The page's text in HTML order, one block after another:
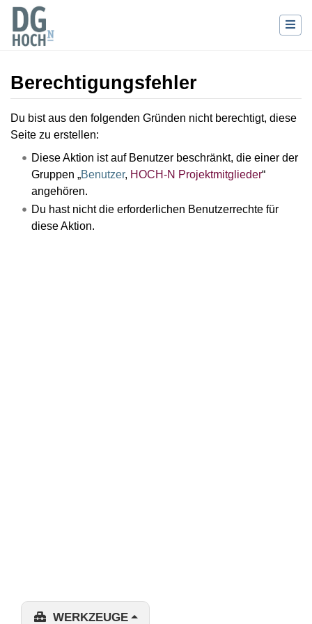
Berechtigungsfehler
Wechseln zu:Navigation,Suche
Du bist aus den folgenden Gründen nicht berechtigt, diese
Seite zu erstellen:
Diese Aktion ist auf Benutzer beschränkt, die einer der
Gruppen „Benutzer, HOCH-N Projektmitglieder“
angehören.
Du hast nicht die erforderlichen Benutzerrechte für
diese Aktion.
WERKZEUGE